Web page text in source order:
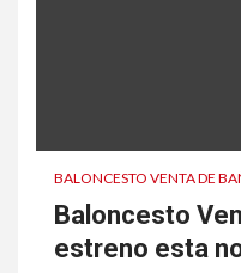
BALONCESTO VENTA DE
Baloncesto
estreno esta